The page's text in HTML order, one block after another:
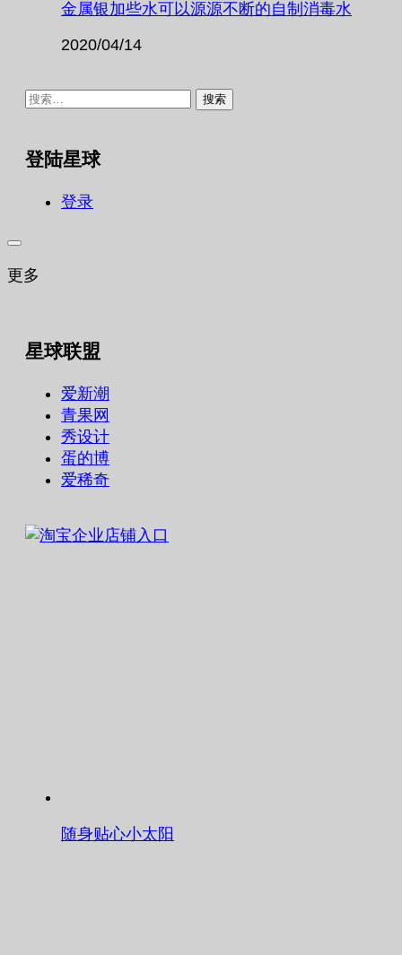
金属银加些水可以源源不断的自制消毒水
2020/04/14
搜
登陆星球
登录
更多
星球联盟
爱新潮
青果网
秀设计
蛋的博
爱稀奇
随身贴心小太阳